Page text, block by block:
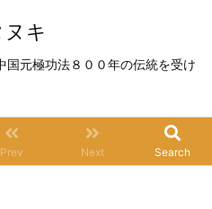
キ
元極功法８００年の伝統を受け
Prev Next Search